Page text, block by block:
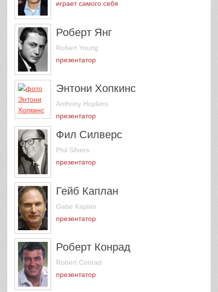
играет самого себя
Роберт Янг
Robert Young
презентатор
Энтони Хопкинс
Anthony Hopkins
презентатор
Фил Силверс
Phil Silvers
презентатор
Гейб Каплан
Gabe Kaplan
презентатор
Роберт Конрад
Robert Conrad
презентатор